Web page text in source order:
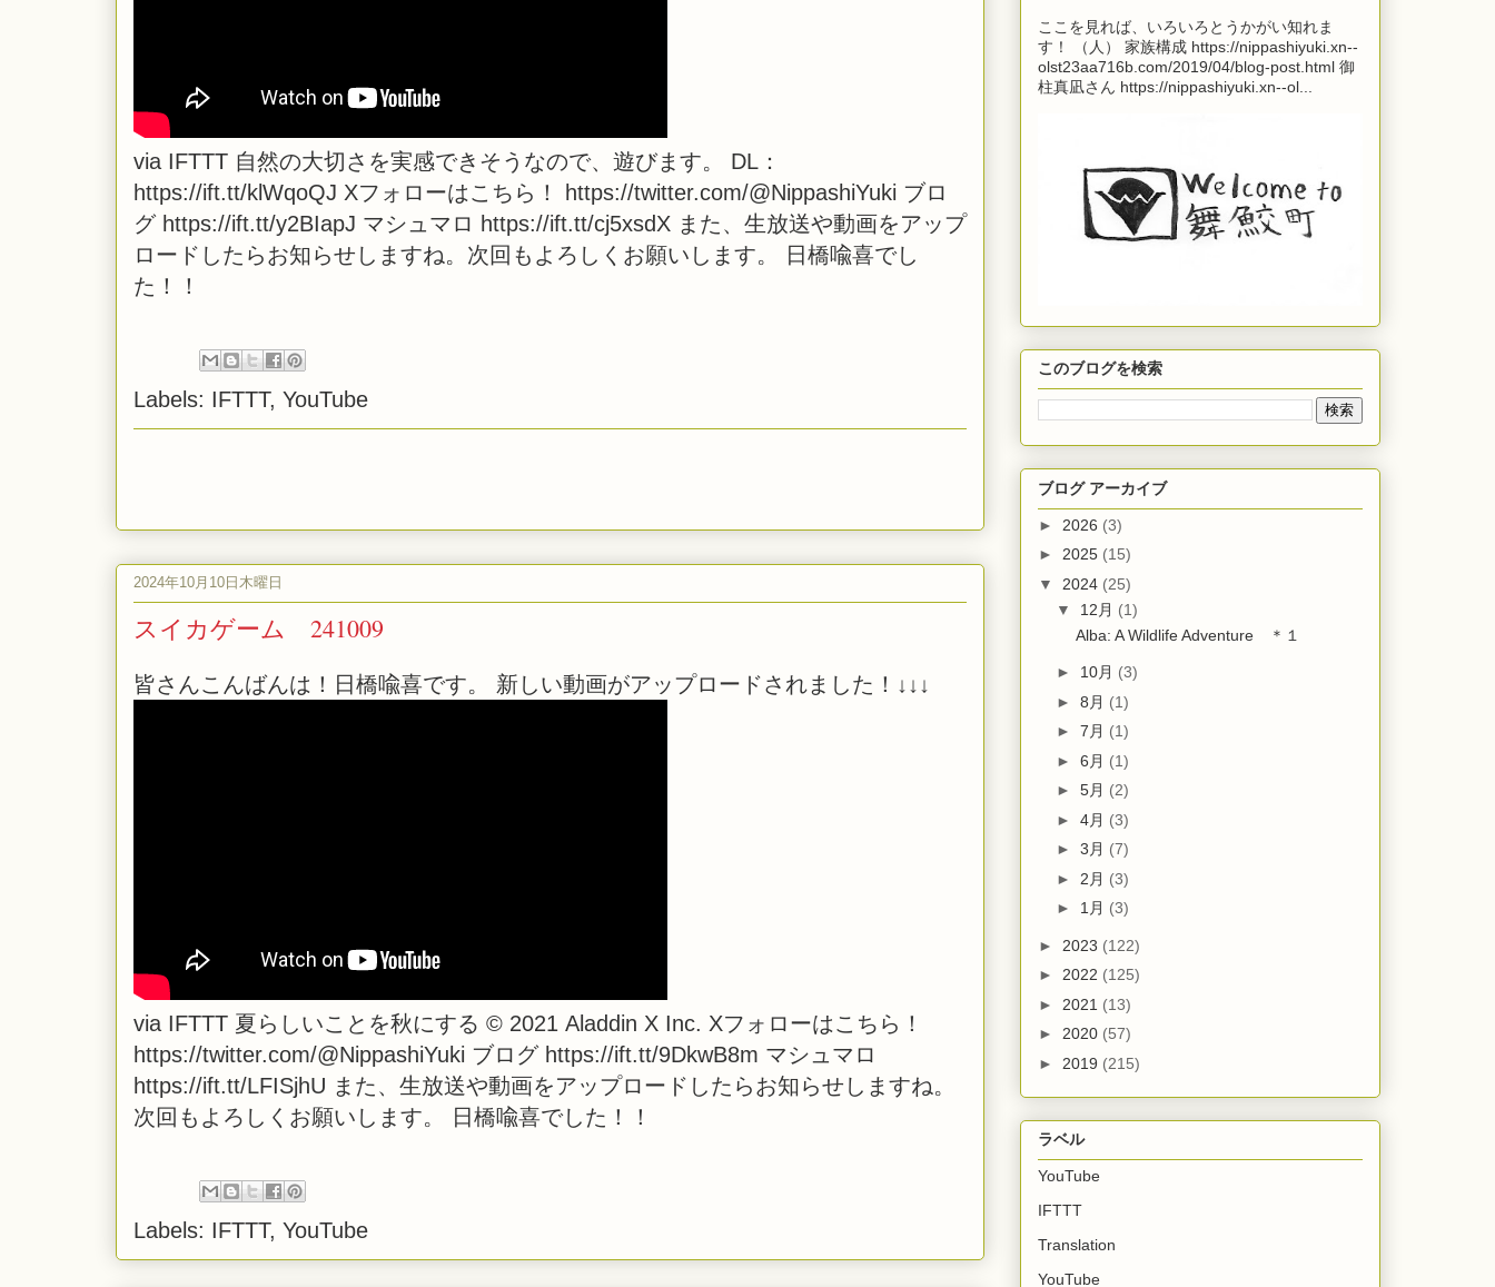
via IFTTT自然の大切さを実感できそうなので、遊びます。 DL：
https://ift.tt/klWqoQJ Xフォローはこちら！ https://twitter.com/@NippashiYuki ブロ
グ https://ift.tt/y2BIapJ マシュマロ https://ift.tt/cj5xsdX また、生放送や動画をアップ
ロードしたらお知らせしますね。次回もよろしくお願いします。 日橋喩喜でし
た！！
Labels: IFTTT, YouTube
2024年10月10日木曜日
スイカゲーム 241009
皆さんこんばんは！日橋喩喜です。 新しい動画がアップロードされました！↓↓↓
via IFTTT夏らしいことを秋にする ©︎ 2021 Aladdin X Inc. Xフォローはこちら！
https://twitter.com/@NippashiYuki ブログ https://ift.tt/9DkwB8m マシュマロ
https://ift.tt/LFISjhU また、生放送や動画をアップロードしたらお知らせしますね。
次回もよろしくお願いします。 日橋喩喜でした！！
Labels: IFTTT, YouTube
ここを見れば、いろいろとうかがい知れま
す！ （人） 家族構成 https://nippashiyuki.xn--
olst23aa716b.com/2019/04/blog-post.html 御
柱真凪さん https://nippashiyuki.xn--ol...
このブログを検索
ブログ アーカイブ
► 2026 (3)
► 2025 (15)
▼ 2024 (25)
▼ 12月 (1)
Alba: A Wildlife Adventure ＊１
► 10月 (3)
►8月 (1)
►7月 (1)
►6月 (1)
►5月 (2)
►4月 (3)
►3月 (7)
► 2月 (3)
► 1月 (3)
► 2023 (122)
► 2022 (125)
► 2021 (13)
► 2020 (57)
► 2019 (215)
ラベル
YouTube
IFTTT
Translation
YouTube